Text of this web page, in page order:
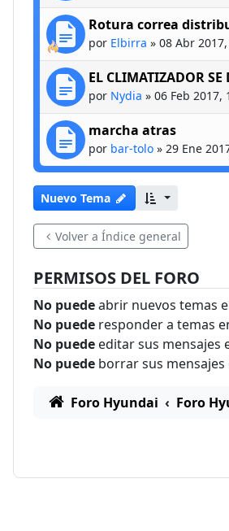
Rotura correa
por Elbirra » 08 Abr
EL CLIMATIZADOR SE
por Nydia » 06 Feb 2017,
marcha atras
por bar-tolo » 29 Ene
Nuevo Tema
Volver a Índice general
PERMISOS DEL FORO
No puedeabrir nuevos temas
No puede responder a temas
No puede editar sus mensajes
No puede borrar sus mensajes
Foro Hyundai Foro